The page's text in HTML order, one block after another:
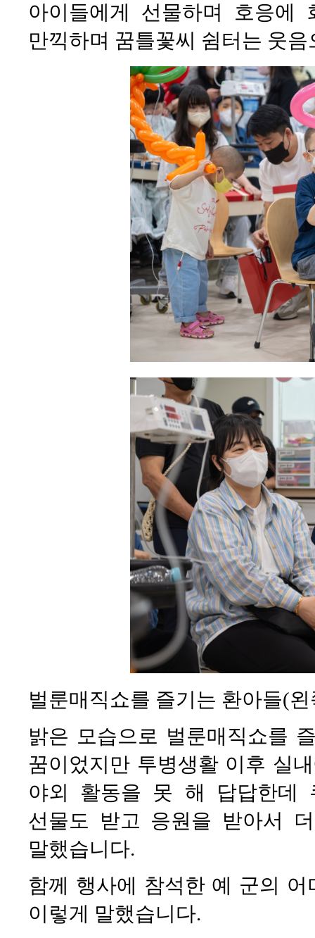
아이들에게 선물하며 호응에
만끽하며 꿈틀꽃씨 쉼터는 웃
벌룬매직쇼를 즐기는 환아들(
밝은 모습으로 벌룬매직쇼를
꿈이었지만 투병생활 이후 실
야외 활동을 못 해 답답한데
선물도 받고 응원을 받아서
말했습니다.
함께 행사에 참석한 예 군의
이렇게 말했습니다.